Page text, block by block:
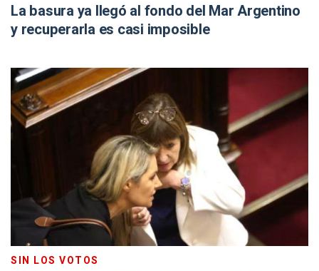
La basura ya llegó al fondo del Mar Argentino
y recuperarla es casi imposible
SIN LOS VOTOS